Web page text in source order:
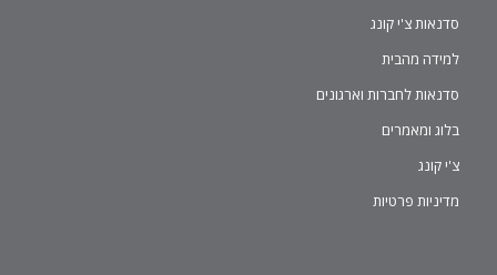
סדנאות צ'י קונג
למידה מהבית
סדנאות לחברות וארגונים
בלוג ומאמרים
צ'י קונג
מדיניות פרטיות